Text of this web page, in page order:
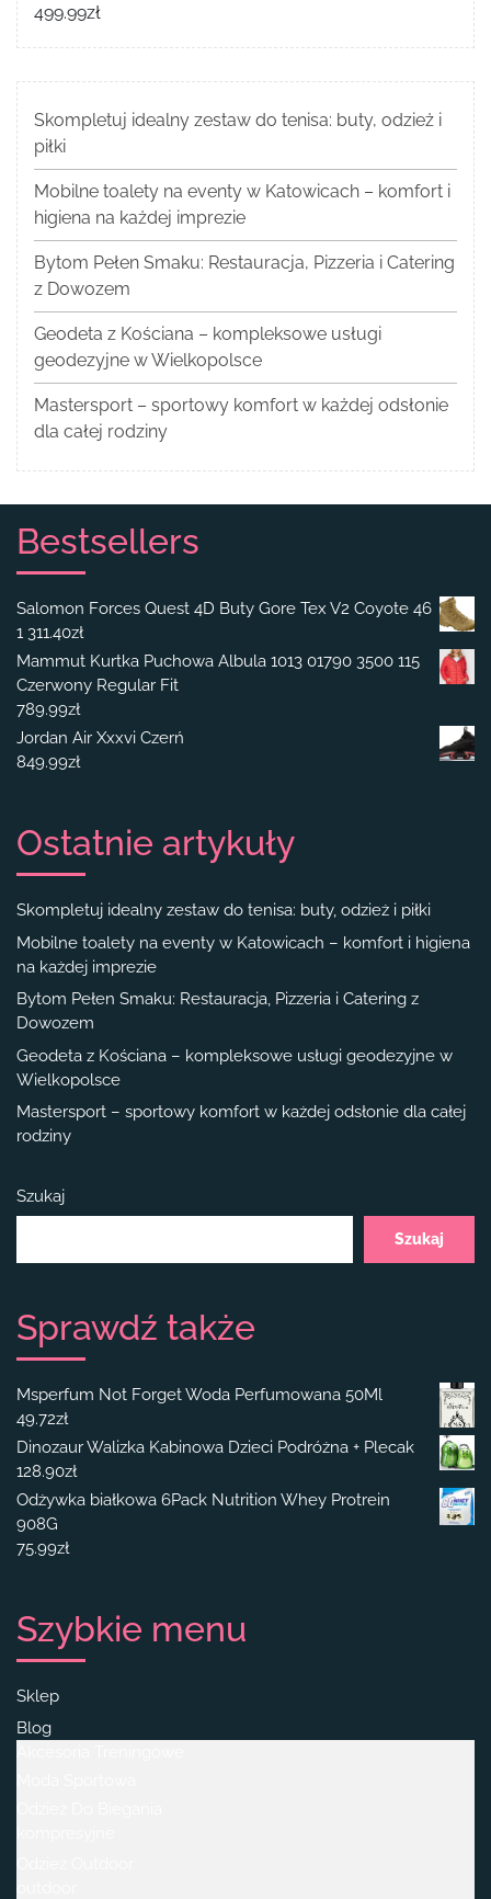
499.99zł
Skompletuj idealny zestaw do tenisa: buty, odzież i
piłki
Mobilne toalety na eventy w Katowicach – komfort i
higiena na każdej imprezie
Bytom Pełen Smaku: Restauracja, Pizzeria i Catering
z Dowozem
Geodeta z Kościana – kompleksowe usługi
geodezyjne w Wielkopolsce
Mastersport – sportowy komfort w każdej odsłonie
dla całej rodziny
Bestsellers
Salomon Forces Quest 4D Buty Gore Tex V2 Coyote 46
1 311.40zł
Mammut Kurtka Puchowa Albula 1013 01790 3500 115
Czerwony Regular Fit
789.99zł
Jordan Air Xxxvi Czerń
849.99zł
Ostatnie artykuły
Skompletuj idealny zestaw do tenisa: buty, odzież i piłki
Mobilne toalety na eventy w Katowicach – komfort i higiena
na każdej imprezie
Bytom Pełen Smaku: Restauracja, Pizzeria i Catering z
Dowozem
Geodeta z Kościana – kompleksowe usługi geodezyjne w
Wielkopolsce
Mastersport – sportowy komfort w każdej odsłonie dla całej
rodziny
Szukaj
Szukaj
Sprawdź także
Msperfum Not Forget Woda Perfumowana 50Ml
49.72zł
Dinozaur Walizka Kabinowa Dzieci Podróżna + Plecak
128.90zł
Odżywka białkowa 6Pack Nutrition Whey Protrein
908G
75.99zł
Szybkie menu
Sklep
Blog